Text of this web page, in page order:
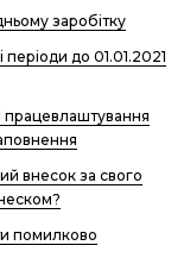
заробітку
до 01.01.2021
працевлаштування
внесок за свого
помилково